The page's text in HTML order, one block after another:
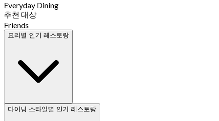
Everyday Dining
추천 대상
Friends
요리별 인기 레스토랑
다이닝 스타일별 인기 레스토랑